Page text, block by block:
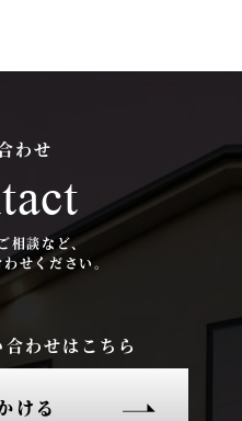
根にあってこそ、弊社が
わせ
相談など、
せください。
わせはこちら
ける